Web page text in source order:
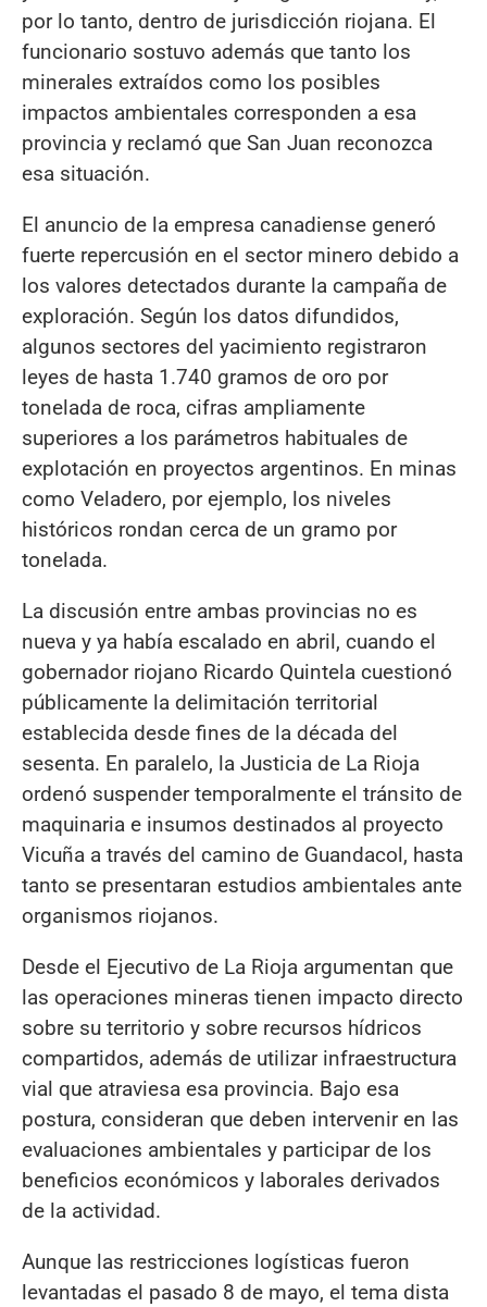
por lo tanto, dentro de jurisdicción riojana. El
funcionario sostuvo además que tanto los
minerales extraídos como los posibles
impactos ambientales corresponden a esa
provincia y reclamó que San Juan reconozca
esa situación.
El anuncio de la empresa canadiense generó
fuerte repercusión en el sector minero debido a
los valores detectados durante la campaña de
exploración. Según los datos difundidos,
algunos sectores del yacimiento registraron
leyes de hasta 1.740 gramos de oro por
tonelada de roca, cifras ampliamente
superiores a los parámetros habituales de
explotación en proyectos argentinos. En minas
como Veladero, por ejemplo, los niveles
históricos rondan cerca de un gramo por
tonelada.
La discusión entre ambas provincias no es
nueva y ya había escalado en abril, cuando el
gobernador riojano Ricardo Quintela cuestionó
públicamente la delimitación territorial
establecida desde fines de la década del
sesenta. En paralelo, la Justicia de La Rioja
ordenó suspender temporalmente el tránsito de
maquinaria e insumos destinados al proyecto
Vicuña a través del camino de Guandacol, hasta
tanto se presentaran estudios ambientales ante
organismos riojanos.
Desde el Ejecutivo de La Rioja argumentan que
las operaciones mineras tienen impacto directo
sobre su territorio y sobre recursos hídricos
compartidos, además de utilizar infraestructura
vial que atraviesa esa provincia. Bajo esa
postura, consideran que deben intervenir en las
evaluaciones ambientales y participar de los
beneficios económicos y laborales derivados
de la actividad.
Aunque las restricciones logísticas fueron
levantadas el pasado 8 de mayo, el tema dista